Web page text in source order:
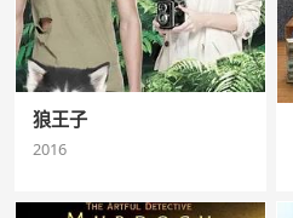
狼王子
2016